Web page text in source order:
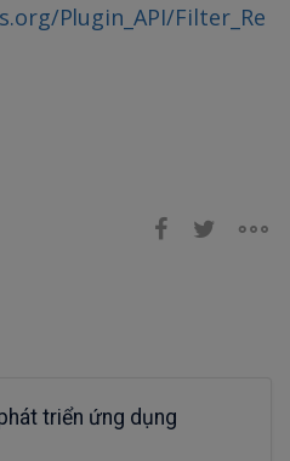
Plugin_API/Filter_Re
triển ứng dụng